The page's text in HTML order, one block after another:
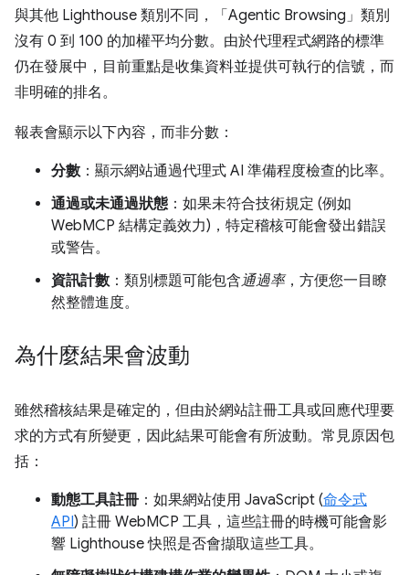
與其他 Lighthouse 類別不同，「Agentic Browsing」類別
沒有 0 到 100 的加權平均分數。由於代理程式網路的標準
仍在發展中，目前重點是收集資料並提供可執行的信號，而
非明確的排名。
報表會顯示以下內容，而非分數：
分數：顯示網站通過代理式 AI 準備程度檢查的比率。
通過或未通過狀態：如果未符合技術規定 (例如
WebMCP 結構定義效力)，特定稽核可能會發出錯誤
或警告。
資訊計數：類別標題可能包含通過率，方便您一目瞭
然整體進度。
為什麼結果會波動
雖然稽核結果是確定的，但由於網站註冊工具或回應代理要
求的方式有所變更，因此結果可能會有所波動。常見原因包
括：
動態工具註冊 ：如果網站使用 JavaScript (命令式
API) 註冊 WebMCP 工具，這些註冊的時機可能會影
響 Lighthouse 快照是否會擷取這些工具。